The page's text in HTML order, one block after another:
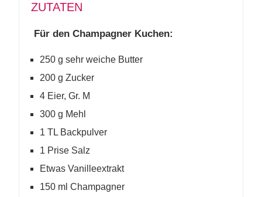
ZUTATEN
Für den Champagner Kuchen:
250 g sehr weiche Butter
200 g Zucker
4 Eier, Gr. M
300 g Mehl
1 TL Backpulver
1 Prise Salz
Etwas Vanilleextrakt
150 ml Champagner